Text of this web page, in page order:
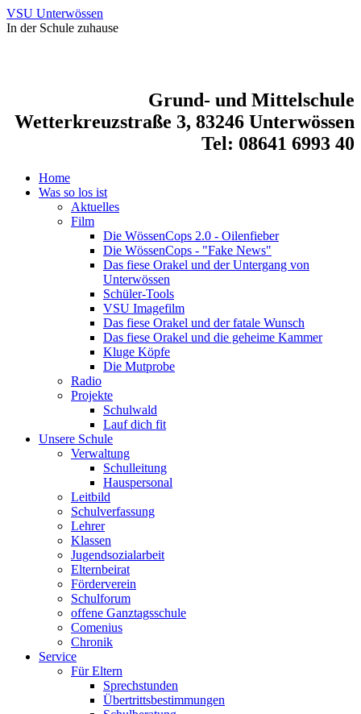
VSU Unterwössen
In der Schule zuhause
Grund- und Mittelschule
Wetterkreuzstraße 3, 83246 Unterwössen
Tel: 08641 6993 40
Home
Was so los ist
Aktuelles
Film
Die WössenCops 2.0 - Oilenfieber
Die WössenCops - "Fake News"
Das fiese Orakel und der Untergang von
Unterwössen
Schüler-Tools
VSU Imagefilm
Das fiese Orakel und der fatale Wunsch
Das fiese Orakel und die geheime Kammer
Kluge Köpfe
Die Mutprobe
Radio
Projekte
Schulwald
Lauf dich fit
Unsere Schule
Verwaltung
Schulleitung
Hauspersonal
Leitbild
Schulverfassung
Lehrer
Klassen
Jugendsozialarbeit
Elternbeirat
Förderverein
Schulforum
offene Ganztagsschule
Comenius
Chronik
Service
Für Eltern
Sprechstunden
Übertrittsbestimmungen